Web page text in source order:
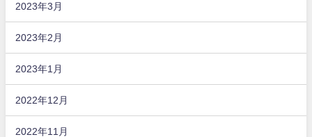
2023年3月
2023年2月
2023年1月
2022年12月
2022年11月